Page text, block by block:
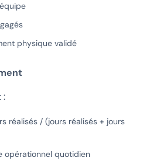
physique validé
:
réalisés / (jours réalisés + jours
opérationnel quotidien